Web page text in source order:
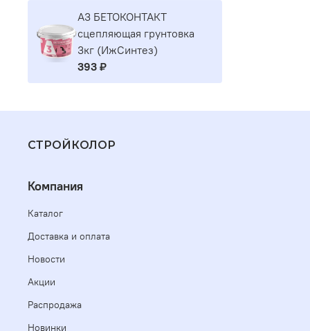
A3 БЕТОКОНТАКТ
сцепляющая грунтовка
3кг (ИжСинтез)
393 ₽
СТРОЙКОЛОР
Компания
Каталог
Доставка и оплата
Новости
Акции
Распродажа
Новинки